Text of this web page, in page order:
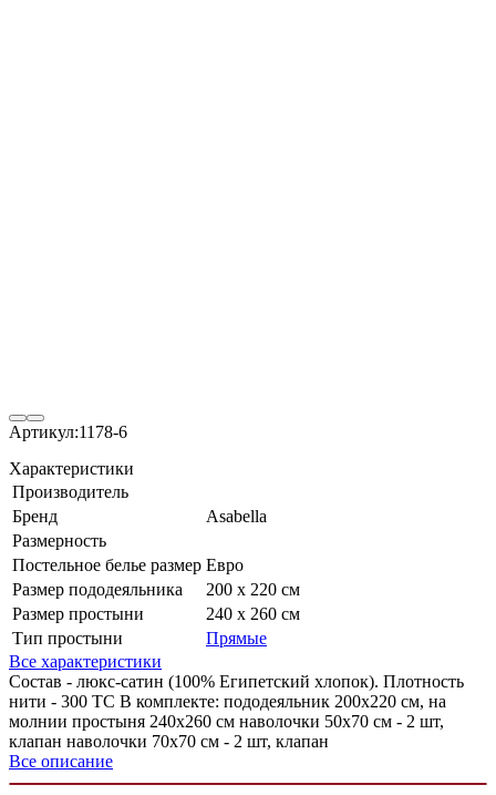
Артикул:1178-6
Характеристики
Производитель
Бренд
Asabella
Размерность
Постельное белье размер Евро
Размер пододеяльника
200 х 220 см
Размер простыни
240 х 260 см
Тип простыни
Прямые
Все характеристики
Состав - люкс-сатин (100% Египетский хлопок). Плотность
нити - 300 ТС В комплекте: пододеяльник 200х220 см, на
молнии простыня 240х260 см наволочки 50х70 см - 2 шт,
клапан наволочки 70х70 см - 2 шт, клапан
Все описание